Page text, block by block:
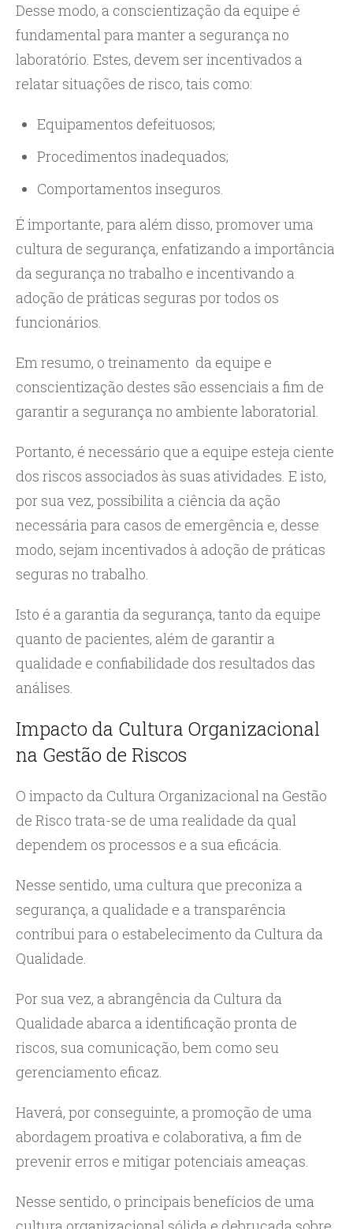
Desse modo, a conscientização da equipe é
fundamental para manter a segurança no
laboratório. Estes, devem ser incentivados a
relatar situações de risco, tais como:
Equipamentos defeituosos;
Procedimentos inadequados;
Comportamentos inseguros.
É importante, para além disso, promover uma
cultura de segurança, enfatizando a importância
da segurança no trabalho e incentivando a
adoção de práticas seguras por todos os
funcionários.
Em resumo, o treinamento da equipe e
conscientização destes são essenciais a fim de
garantir a segurança no ambiente laboratorial.
Portanto, é necessário que a equipe esteja ciente
dos riscos associados às suas atividades. E isto,
por sua vez, possibilita a ciência da ação
necessária para casos de emergência e, desse
modo, sejam incentivados à adoção de práticas
seguras no trabalho.
Isto é a garantia da segurança, tanto da equipe
quanto de pacientes, além de garantir a
qualidade e confiabilidade dos resultados das
análises.
Impacto da Cultura Organizacional
na Gestão de Riscos
O impacto da Cultura Organizacional na Gestão
de Risco trata-se de uma realidade da qual
dependem os processos e a sua eficácia.
Nesse sentido, uma cultura que preconiza a
segurança, a qualidade e a transparência
contribui para o estabelecimento da Cultura da
Qualidade.
Por sua vez, a abrangência da Cultura da
Qualidade abarca a identificação pronta de
riscos, sua comunicação, bem como seu
gerenciamento eficaz.
Haverá, por conseguinte, a promoção de uma
abordagem proativa e colaborativa, a fim de
prevenir erros e mitigar potenciais ameaças.
Nesse sentido, o principais benefícios de uma